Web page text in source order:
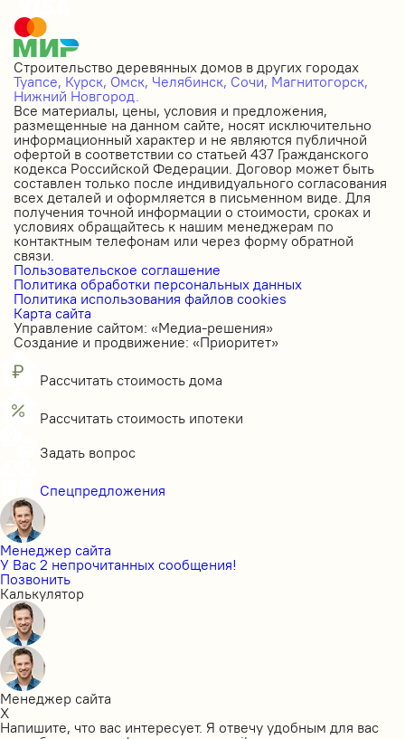
Строительство деревянных домов в других городах
Туапсе, Курск, Омск, Челябинск, Сочи, Магнитогорск,
Нижний Новгород.
Все материалы, цены, условия и предложения,
размещенные на данном сайте, носят исключительно
информационный характер и не являются публичной
офертой в соответствии со статьей 437 Гражданского
кодекса Российской Федерации. Договор может быть
составлен только после индивидуального согласования
всех деталей и оформляется в письменном виде. Для
получения точной информации о стоимости, сроках и
условиях обращайтесь к нашим менеджерам по
контактным телефонам или через форму обратной
связи.
Пользовательское соглашение
Политика обработки персональных данных
Политика использования файлов cookies
Карта сайта
Управление сайтом: «Медиа-решения»
Создание и продвижение: «Приоритет»
Рассчитать стоимость дома
Рассчитать стоимость ипотеки
Задать вопрос
Спецпредложения
Менеджер сайта
У Вас 2 непрочитанных сообщения!
Позвонить
Калькулятор
Менеджер сайта
X
Напишите, что вас интересует. Я отвечу удобным для вас